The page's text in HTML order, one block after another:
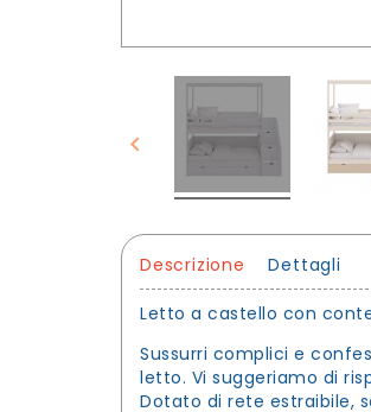

Descrizione Dettagli
Letto a castello con
Sussurri complici e
letto. Vi suggeriamo di
Dotato di rete estraibile,